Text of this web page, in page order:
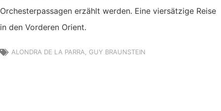
Orchesterpassagen erzählt werden. Eine viersätzige Reise
in den Vorderen Orient.
ALONDRA DE LA PARRA GUY BRAUNSTEIN